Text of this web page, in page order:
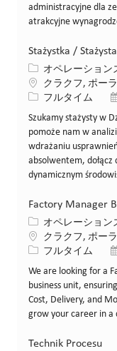
administracyjne dla
atrakcyjne
Stażystka /
カテゴリー
オペレーション
場所クラクフ, ポー
役職フルタイム
Szukamy stażysty w
pomoże nam w
wdrażaniu
absolwentem,
dynamicznym
Factory Manager
カテゴリー
オペレーション
場所クラクフ, ポー
役職フルタイム
We are looking for a
business unit,
Cost, Delivery, and
grow your career in a
Technik Procesu